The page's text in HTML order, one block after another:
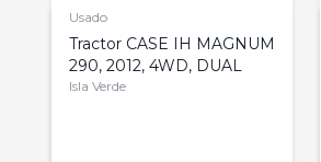
Usado
Tractor CASE IH MAGNUM
290, 2012, 4WD, DUAL
Isla Verde